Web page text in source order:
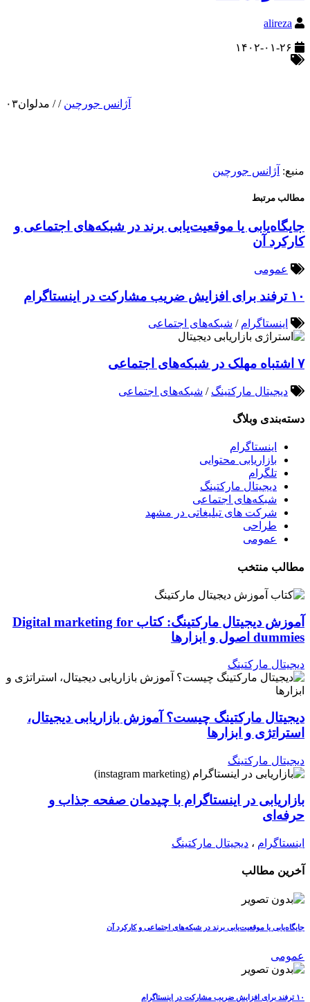
alireza
آژانس جورچین /
/ مدلوان۰۳
منبع: آژانس جورچین
مطالب مرتبط
جایگاه‌یابی یا موقعیت‌یابی برند در شبکه‌های اجتماعی و
کارکرد آن
عمومی
۱۰ ترفند برای افزایش ضریب مشارکت در اینستاگرام
اینستاگرام / شبکه‌های اجتماعی
۷ اشتباه مهلک در شبکه‌های اجتماعی
دیجیتال مارکتینگ / شبکه‌های اجتماعی
دسته‌بندی وبلاگ
اینستاگرام
بازاریابی محتوایی
تلگرام
دیجیتال مارکتینگ
شبکه‌های اجتماعی
شرکت های تبلیغاتی در مشهد
طراحی
عمومی
مطالب منتخب
آموزش دیجیتال مارکتینگ: کتاب Digital marketing for
dummies اصول و ابزارها
دیجیتال مارکتینگ
دیجیتال مارکتینگ چیست؟ آموزش بازاریابی دیجیتال،
استراتژی و ابزارها
دیجیتال مارکتینگ
بازاریابی در اینستاگرام با چیدمان صفحه جذاب و
حرفه‌ای
اینستاگرام ، دیجیتال مارکتینگ
آخرین مطالب
جایگاه‌یابی یا موقعیت‌یابی برند در شبکه‌های اجتماعی و کارکرد آن
عمومی
۱۰ ترفند برای افزایش ضریب مشارکت در اینستاگرام